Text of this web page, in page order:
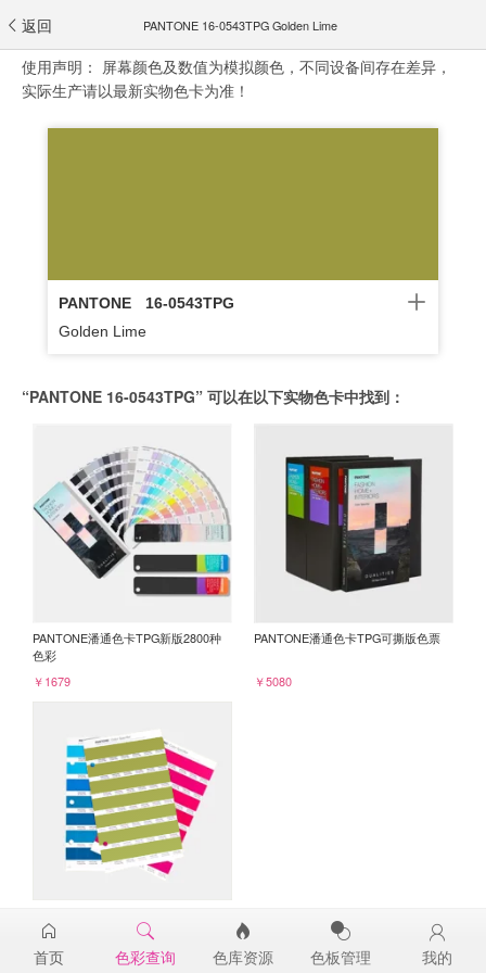
返回 PANTONE 16-0543TPG Golden Lime
使用声明： 屏幕颜色及数值为模拟颜色，不同设备间存在差异，
实际生产请以最新实物色卡为准！
PANTONE
16-0543TPG
Golden Lime
“PANTONE 16-0543TPG” 可以在以下实物色卡中找到：
PANTONE潘通色卡TPG新版2800种
色彩
￥1679
PANTONE潘通色卡TPG可撕版色票
￥5080
16-0543TPG
￥98
首页 色彩查询 色库资源 色板管理 我的